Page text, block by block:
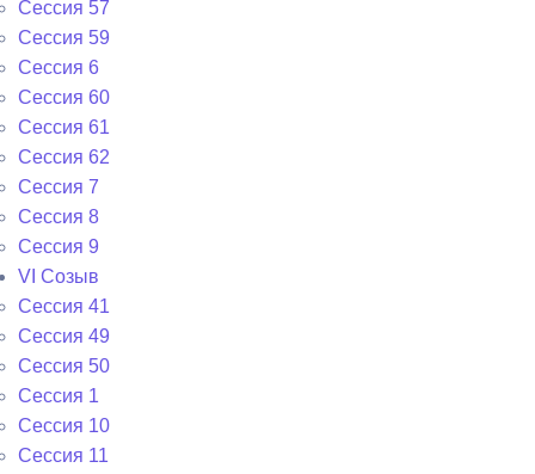
Сессия 57
Сессия 59
Сессия 6
Сессия 60
Сессия 61
Сессия 62
Сессия 7
Сессия 8
Сессия 9
VI Cозыв
Cессия 41
Cессия 49
Cессия 50
Сессия 1
Сессия 10
Сессия 11